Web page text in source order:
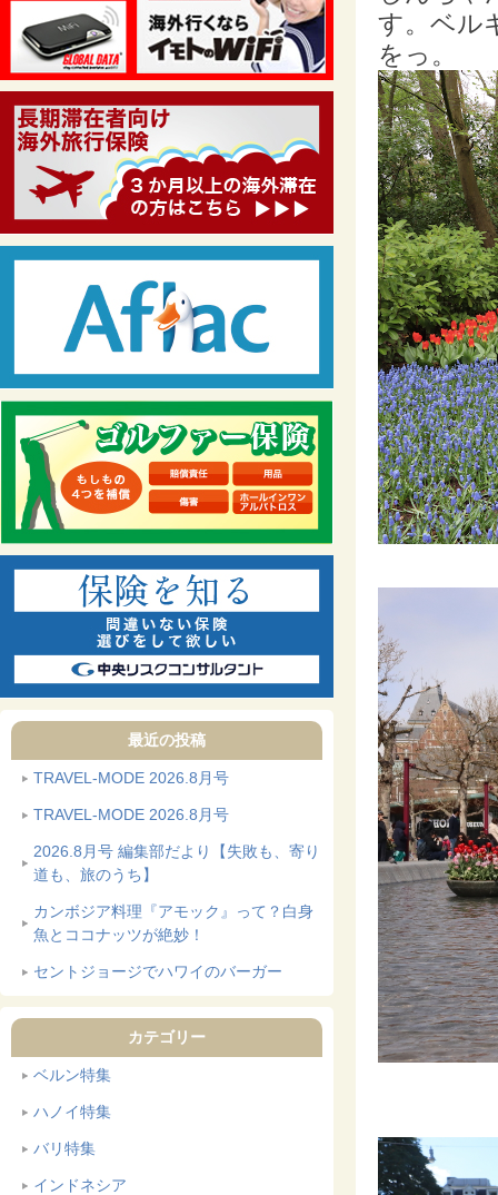
最近の投稿
TRAVEL-MODE 2026.8月号
TRAVEL-MODE 2026.8月号
2026.8月号 編集部だより【失敗も、寄り
道も、旅のうち】
カンボジア料理『アモック』って？白身
魚とココナッツが絶妙！
セントジョージでハワイのバーガー
カテゴリー
ベルン特集
ハノイ特集
バリ特集
インドネシア
す。ベル
をっ。